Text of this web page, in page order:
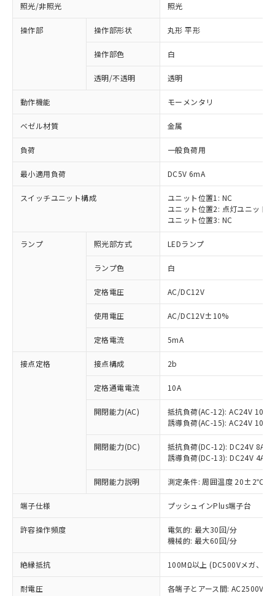
照光/非照光 照光
操作部 操作部形状 丸形 平形
操作部色 白
透明/不透明 透明
動作機能 モーメンタリ
ベゼル材質 金属
負荷 一般負荷用
最小適用負荷 DC5V 6mA
スイッチユニット構成
ユニット位置1: NC
ユニット位置2: 点灯ユニット
ユニット位置3: NC
ランプ 照光部方式 LEDランプ
ランプ色 白
定格電圧 AC/DC12V
使用電圧 AC/DC12V±10%
定格電流 5mA
接点定格 接点構成 2b
定格通電電流 10A
開閉能力(AC)
抵抗負荷(AC-12): AC24V 10A/
誘導負荷(AC-15): AC24V
開閉能力(DC)
抵抗負荷(DC-12): DC24V 8A/
誘導負荷(DC-13): DC24V 4A/
開閉能力説明 測定条件: 周囲温度 20±2℃、
端子仕様 プッシュインPlus端子台
許容操作頻度
電気的: 最大30回/分
機械的: 最大60回/分
絶縁抵抗 100MΩ以上 (DC500Vメガ、点
耐電圧
各端子とアース間: AC2500V
ご利用条件
以下の条件をお読みいただき、同意のうえ
本サービスは、当社制御機器事業取扱
商品の当社在庫状況および標準価格
(税抜)を提供させていただくもので
当社制御機器事業取扱商品の中には、
本サービスの対象外となる商品もある
ことをご了承ください。
在庫状況および標準価格照会結果は、
記載している更新日時点での社内デー
タに基づき作成されるものであり、閲
覧された時点での実際の在庫および標
準価格とは異なる場合があることをご
対応済み：EU RoHS指令（10物質）の
非含有に対応した製品が提供可能な商品で
対応予定：EU RoHS指令（10物質）の非含
有に対応した製品に切り替える予定のある
対応予定なし：EU RoHS指令（10物質）の
非含有に非対応の商品で、対応品を出す予
調査・確認中：EU RoHS指令（10物質）の
非含有の対応状況を調査中または確認中の
非該当品：ライセンス料など無形物で、有
害物質有無と関係のない商品です。
仕入先様の事情により、非含有部品として
いたものが、含有品と判明した場合などや
むを得ず変更することがあります。
*EU RoHS指令（10物質）：
鉛(Pb) 1000ppm以下、 水銀(Hg) 1000ppm以下、 カド
六価クロム(Cr(Ⅵ)) 1000ppm以下、ポリ臭化ビフェニル
※1 中国RoHS○×表
「○」：最大均質材料含有率が中国RoHSの
基準値以下であることを示します。
「×」：最大均質材料含有率が中国RoHSの
基準値を超えていることを示します。
「－」：未確認です。当社販売部門へお問
*中国RoHS10物質の基準値 (GB/T26572)：
当社は、これら貴社製品のうち、外国
為替および外国貿易法に定める商品
（以下｢規制貨物等」という）を輸出
または国外への提供する場合は、日本
国政府の輸出許可(または役務取引許
可)を取得するなどの必要な手続きを